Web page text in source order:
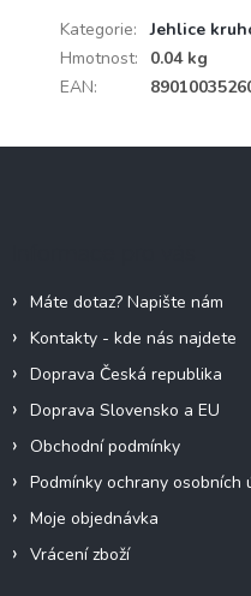
Kategorie:
Jehlice
Hmotnost:
0.04 kg
EAN:
Máte dotaz? Napište nám
Kontakty - kde nás najdete
Doprava Česká republika
Doprava Slovensko a EU
Obchodní podmínky
Podmínky ochrany osobních
Moje objednávka
Vrácení zboží